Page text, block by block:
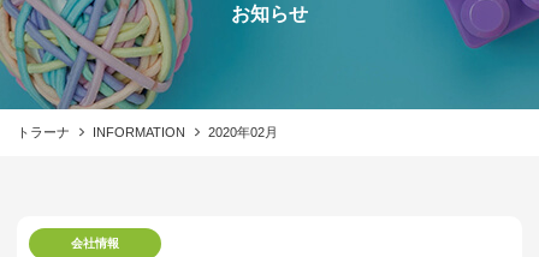
お知らせ
トラーナ INFORMATION 2020年02月
会社情報